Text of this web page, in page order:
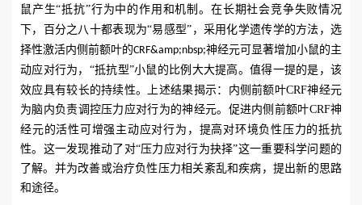
鼠产生“抵抗”行为中 的作用和机制。 在长期社会竞争失败情况
下 ，百分之八十都表现为“易感型”，采用化学遗传学的方法，选
择性激活内侧前额叶的CRF&amp;nbsp;神经元可 显著增加小鼠的主
动应对行为 ， “抵抗型”小鼠的比例大大提高。值得一提的是，该
效应具有较长的持续性。上述结果揭示：内侧前额叶CRF神经元
为脑内负责调控压力应对行为的神经元。促进内侧前额叶CRF神
经元的活性可增强主动应对行为，提高对环境负性压力的抵抗
性。这一发现推动了对“压力应对行为抉择”这一重要科学问题的
了解。并为改善或治疗负性压力相关紊乱和疾病，提出新的思路
和途径。